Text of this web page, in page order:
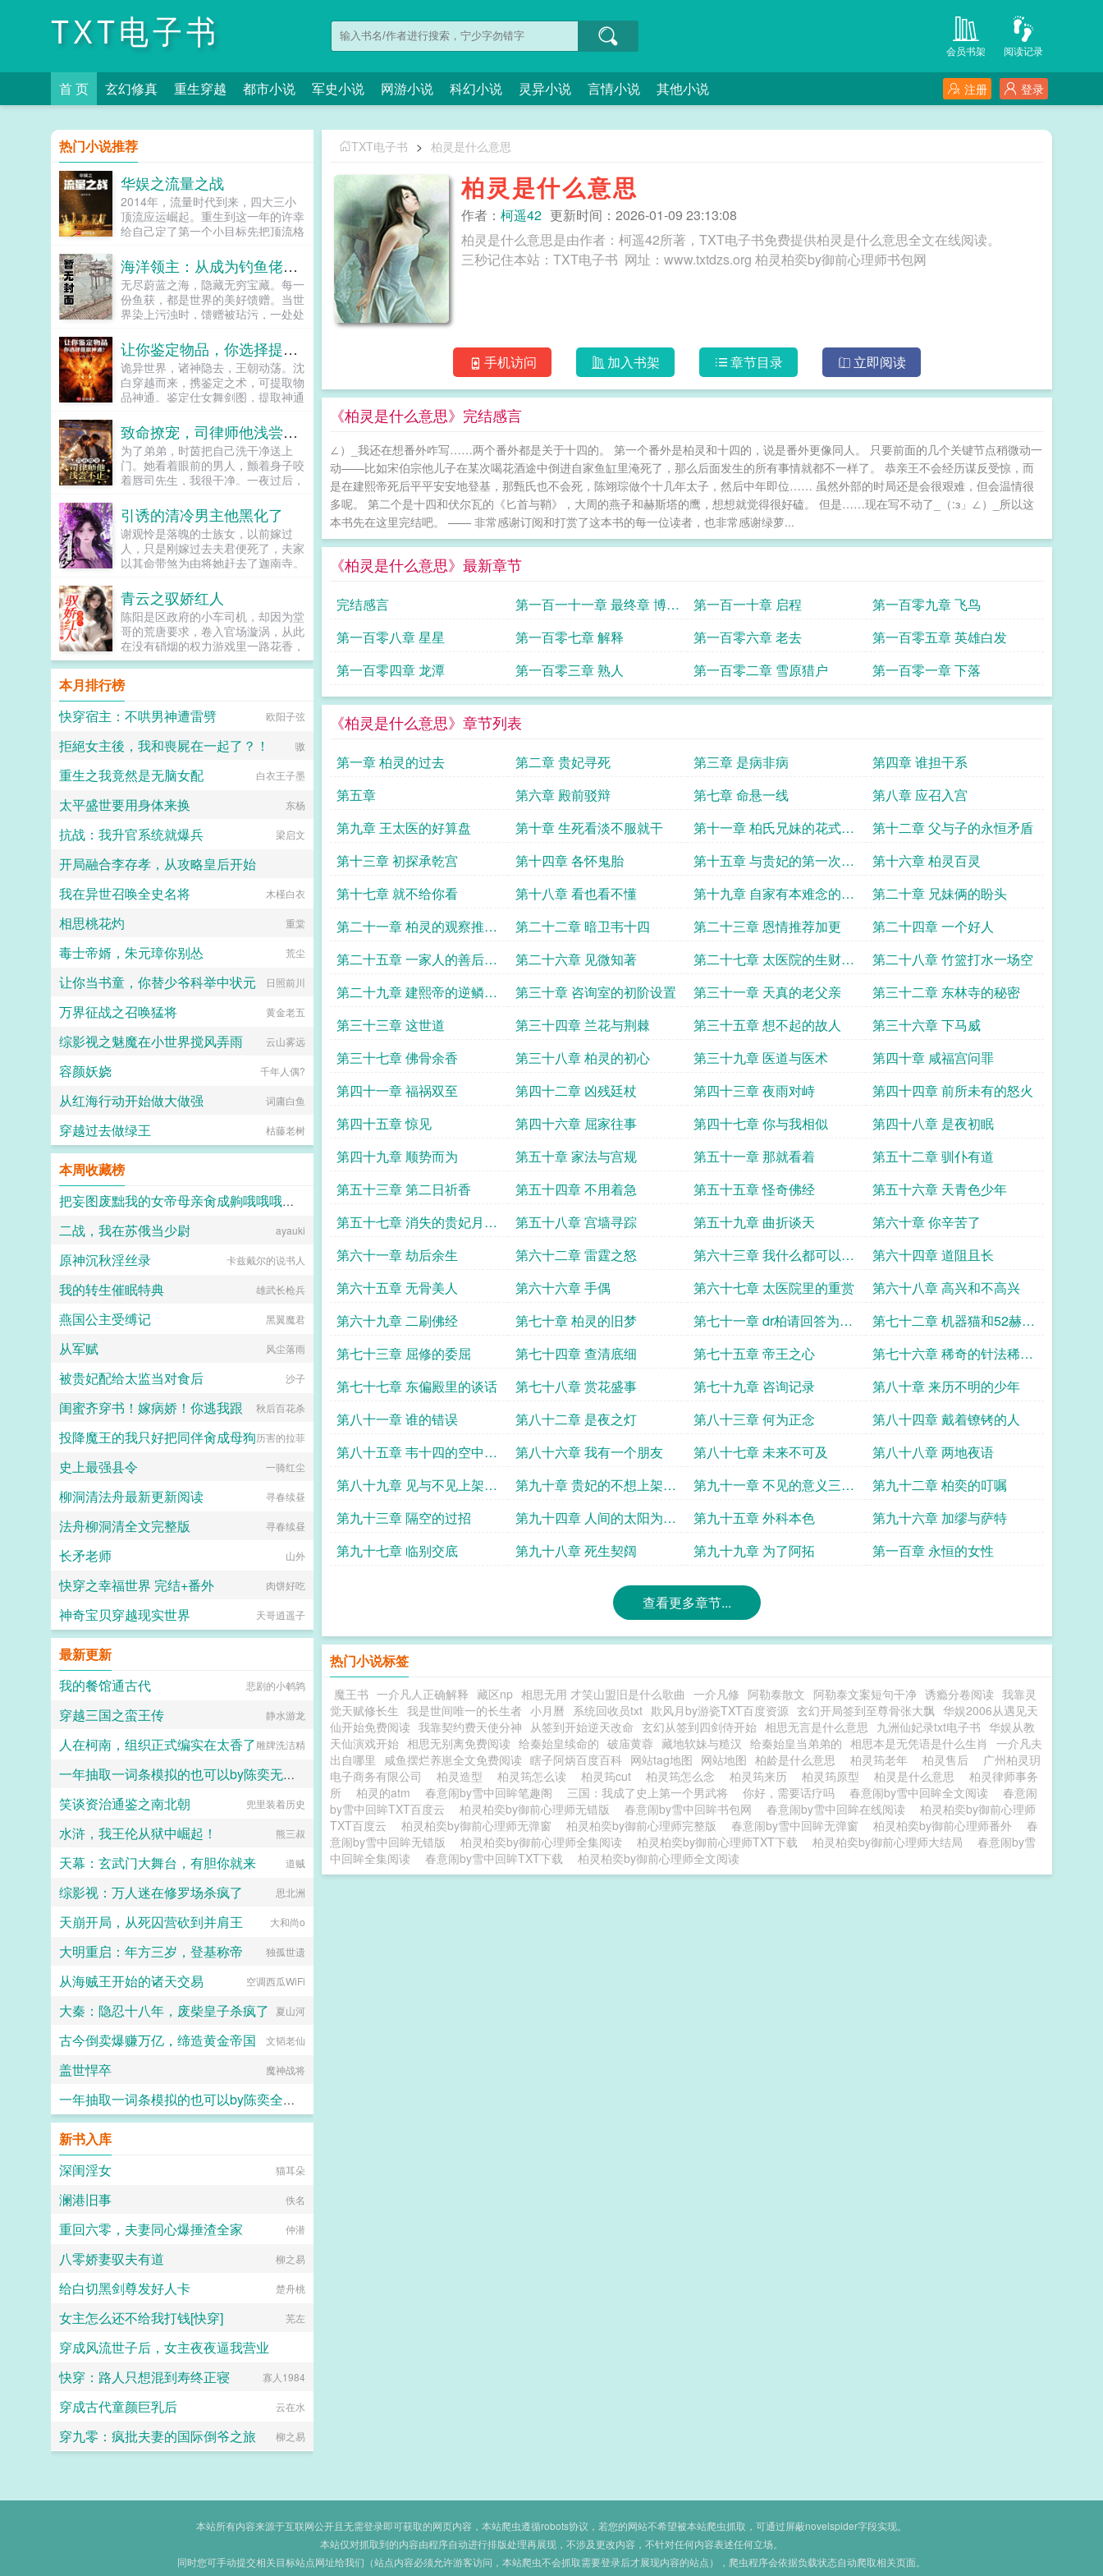
TXT电子书 阅读记录
会员书架
首 页 玄幻修真 重生穿越 都市小说 军史小说 网游小说 科幻小说 灵异小说 言情小说 其他小说 登录
注册
TXT电子书 > 柏灵是什么意思
柏灵是什么意思
作者： 柯遥42 更新时间：2026-01-09 23:13:08
柏灵是什么意思是由作者：柯遥42所著，TXT电子书免费提供柏灵是什么意思全文在线阅读。
三秒记住本站：TXT电子书 网址：www.txtdzs.org 柏灵柏奕by御前心理师书包网
手机访问 加入书架 章节目录 立即阅读
《柏灵是什么意思》完结感言
∠）_我还在想番外咋写……两个番外都是关于十四的。 第一个番外是柏灵和十四的，说是番外更像同人。 只要前面的几个关键节点稍微动一
动——比如宋伯宗他儿子在某次喝花酒途中倒进自家鱼缸里淹死了，那么后面发生的所有事情就都不一样了。 恭亲王不会经历谋反受惊，而
是在建熙帝死后平平安安地登基，那甄氏也不会死，陈翊琮做个十几年太子，然后中年即位…… 虽然外部的时局还是会很艰难，但会温情很
多呢。 第二个是十四和伏尔瓦的《匕首与鞘》，大周的燕子和赫斯塔的鹰，想想就觉得很好磕。 但是……现在写不动了_（:з」∠）_所以这
本书先在这里完结吧。 —— 非常感谢订阅和打赏了这本书的每一位读者，也非常感谢绿萝...
《柏灵是什么意思》最新章节
完结感言
第一百一十一章 最终章 博物
馆中的谈话
第一百一十章 启程
第一百零九章 飞鸟
第一百零八章 星星
第一百零七章 解释 第一百零六章 老去
第一百零五章 英雄白发
第一百零四章 龙潭
第一百零三章 熟人 第一百零二章 雪原猎户 第一百零一章 下落
《柏灵是什么意思》章节列表
第一章 柏灵的过去 第二章 贵妃寻死 第三章 是病非病
第四章 谁担干系
第五章
第六章 殿前驳辩 第七章 命悬一线
第八章 应召入宫
第九章 王太医的好算盘
第十章 生死看淡不服就干
第十一章 柏氏兄妹的花式打
脸
第十二章 父与子的永恒矛盾
第十三章 初探承乾宫
第十四章 各怀鬼胎
第十五章 与贵妃的第一次会
面
第十六章 柏灵百灵
第十七章 就不给你看
第十八章 看也看不懂
第十九章 自家有本难念的经
推荐加更
第二十章 兄妹俩的盼头
第二十一章 柏灵的观察推荐
加更
第二十二章 暗卫韦十四 第二十三章 恩情推荐加更
第二十四章 一个好人
第二十五章 一家人的善后推
荐加更
第二十六章 见微知著
第二十七章 太医院的生财之
道推荐加更
第二十八章 竹篮打水一场空
第二十九章 建熙帝的逆鳞推
荐加更
第三十章 咨询室的初阶设置 第三十一章 天真的老父亲
第三十二章 东林寺的秘密
第三十三章 这世道
第三十四章 兰花与荆棘 第三十五章 想不起的故人
第三十六章 下马威
第三十七章 佛骨余香
第三十八章 柏灵的初心 第三十九章 医道与医术
第四十章 咸福宫问罪
第四十一章 福祸双至
第四十二章 凶残廷杖 第四十三章 夜雨对峙
第四十四章 前所未有的怒火
第四十五章 惊见
第四十六章 屈家往事 第四十七章 你与我相似
第四十八章 是夜初眠
第四十九章 顺势而为
第五十章 家法与宫规 第五十一章 那就看着
第五十二章 驯仆有道
第五十三章 第二日祈香
第五十四章 不用着急 第五十五章 怪奇佛经
第五十六章 天青色少年
第五十七章 消失的贵妃月初
求投资
第五十八章 宫墙寻踪 第五十九章 曲折谈天
第六十章 你辛苦了
第六十一章 劫后余生
第六十二章 雷霆之怒
第六十三章 我什么都可以要
吗
第六十四章 道阻且长
第六十五章 无骨美人
第六十六章 手偶 第六十七章 太医院里的重赏
第六十八章 高兴和不高兴
第六十九章 二刷佛经
第七十章 柏灵的旧梦
第七十一章 dr柏请回答为小
黑登陆的加更
第七十二章 机器猫和52赫兹
的鲸鱼
第七十三章 屈修的委屈 第七十四章 查清底细 第七十五章 帝王之心
第七十六章 稀奇的针法稀奇
的事
第七十七章 东偏殿里的谈话 第七十八章 赏花盛事 第七十九章 咨询记录
第八十章 来历不明的少年
第八十一章 谁的错误
第八十二章 是夜之灯 第八十三章 何为正念
第八十四章 戴着镣铐的人
第八十五章 韦十四的空中花
园
第八十六章 我有一个朋友 第八十七章 未来不可及
第八十八章 两地夜语
第八十九章 见与不见上架求
首订
第九十章 贵妃的不想上架求
首订
第九十一章 不见的意义三更
求首订
第九十二章 柏奕的叮嘱
第九十三章 隔空的过招
第九十四章 人间的太阳为古
墓传人的加更
第九十五章 外科本色
第九十六章 加缪与萨特
第九十七章 临别交底
第九十八章 死生契阔 第九十九章 为了阿拓 第一百章 永恒的女性
查看更多章节...
热门小说标签
魔王书 一介凡人正确解释 藏区np 相思无用 才笑山盟旧是什么歌曲 一介凡修 阿勒泰散文 阿勒泰文案短句干净 诱瘾分卷阅读 我靠灵
觉天赋修长生 我是世间唯一的长生者 小月曆 系统回收员txt 欺风月by游瓷TXT百度资源 玄幻开局签到至尊骨张大飘 华娱2006从遇见天
仙开始免费阅读 我靠契约费天使分神 从签到开始逆天改命 玄幻从签到四剑侍开始 相思无言是什么意思 九洲仙妃录txt电子书 华娱从教
天仙演戏开始 相思无别离免费阅读 给秦始皇续命的 破庙黄蓉 藏地软妹与糙汉 给秦始皇当弟弟的 相思本是无凭语是什么生肖
一介凡夫
出自哪里
咸鱼摆烂养崽全文免费阅读 瞎子阿炳百度百科 网站tag地图 网站地图 柏龄是什么意思 柏灵筠老年 柏灵售后
广州柏灵玥
电子商务有限公司
柏灵造型 柏灵筠怎么读 柏灵筠cut 柏灵筠怎么念 柏灵筠来历 柏灵筠原型 柏灵是什么意思
柏灵律师事务
所
柏灵的atm 春意闹by雪中回眸笔趣阁 三国：我成了史上第一个男武将 你好，需要话疗吗 春意闹by雪中回眸全文阅读
春意闹
by雪中回眸TXT百度云
柏灵柏奕by御前心理师无错版 春意闹by雪中回眸书包网 春意闹by雪中回眸在线阅读
柏灵柏奕by御前心理师
TXT百度云
柏灵柏奕by御前心理师无弹窗 柏灵柏奕by御前心理师完整版 春意闹by雪中回眸无弹窗 柏灵柏奕by御前心理师番外
春
意闹by雪中回眸无错版
柏灵柏奕by御前心理师全集阅读 柏灵柏奕by御前心理师TXT下载 柏灵柏奕by御前心理师大结局
春意闹by雪
中回眸全集阅读
春意闹by雪中回眸TXT下载 柏灵柏奕by御前心理师全文阅读
热门小说推荐
华娱之流量之战
2014年，流量时代到来，四大三小
顶流应运崛起。重生到这一年的许幸
给自己定了第一个小目标先把顶流格
都有好姐姐，还有灵活的上进心，通
过努力奋斗，一打七不难吧！奋斗什
么？早就给你安排好了。不是，我不
能躺平，让我起来撕！本书又名一开
始我是想奋斗的我确实奋斗了我的剑
海洋领主：从成为钓鱼佬开始
无尽蔚蓝之海，隐藏无穷宝藏。每一
份鱼获，都是世界的美好馈赠。当世
界染上污浊时，馈赠被玷污，一处处
灭之际，一群渔者被召唤而来。这是
渔者也是愚者的故事。浓缩版一切从
挥动鱼竿成为钓鱼佬开始。苏忘
SO？长着8只眼睛3条腿的鱼到底能
不能吃？在线等，挺急的。...
让你鉴定物品，你选择提取神通？
诡异世界，诸神隐去，王朝动荡。沈
白穿越而来，携鉴定之术，可提取物
品神通。鉴定仕女舞剑图，提取神通
拳鉴定残破将军塑像，提取神通穿杨
箭染血塑像，借寿槐树，报恩狐女当
沈白携万千神通降临时，身后是数不
尽的诡异残骸。屈指一弹，便是白气
化剑，斩万丈桃林。怎么回事，你们
啊！...
致命撩宠，司律师他浅尝不止
为了弟弟，时茵把自己洗干净送上
门。她看着眼前的男人，颤着身子咬
着唇司先生，我很干净。一夜过后，
扬镳。然而，再次被男人救下时，她
却被男人堵在墙角，冷淡矜贵的男人
掸了掸烟灰，仿佛随口问道时茵，我
救了你，你打算怎么感谢我。他救她
三次，她搭上一辈子。时茵以为这是
兔，隐忍多时。对于司危来说，爱一
个人就是从渴望开始，他渴望时茵许
久，爱她一生。...
引诱的清冷男主他黑化了
谢观怜是落魄的士族女，以前嫁过
人，只是刚嫁过去夫君便死了，夫家
以其命带煞为由将她赶去了迦南寺。
而望，表现得十分凄惨，只为了吸引
自幼就喜欢的禁欲佛子。为了...
青云之驭娇红人
陈阳是区政府的小车司机，却因为堂
哥的荒唐要求，卷入官场漩涡，从此
在没有硝烟的权力游戏里一路花香，
平步青云。...
本月排行榜
快穿宿主：不哄男神遭雷劈
欧阳子弦
拒絕女主後，我和喪屍在一起了？！ 嗷
重生之我竟然是无脑女配 白衣王子墨
太平盛世要用身体来换 东杨
抗战：我升官系统就爆兵 梁启文
开局融合李存孝，从攻略皇后开始
愤怒的小疯子
我在异世召唤全史名将 木槿白衣
相思桃花灼 重棠
毒士帝婿，朱元璋你别怂 荒尘
让你当书童，你替少爷科举中状元 日照前川
万界征战之召唤猛将 黄金老五
综影视之魅魔在小世界搅风弄雨 云山雾远
容颜妖娆 千年人偶?
从红海行动开始做大做强 词庸白鱼
穿越过去做绿王 枯藤老树
本周收藏榜
把妄图废黜我的女帝母亲肏成齁哦哦哦哦的母猪
rojv2bswqxndx
二战，我在苏俄当少尉 ayauki
原神沉秋淫丝录 卡兹戴尔的说书人
我的转生催眠特典 雄武长枪兵
燕国公主受缚记 黑翼魔君
从军赋 风尘落雨
被贵妃配给太监当对食后 沙子
闺蜜齐穿书！嫁病娇！你逃我跟 秋后百花杀
投降魔王的我只好把同伴肏成母狗历害的拉菲
史上最强县令 一骑红尘
柳洞清法舟最新更新阅读 寻春续昼
法舟柳洞清全文完整版 寻春续昼
长矛老师 山外
快穿之幸福世界 完结+番外 肉饼好吃
神奇宝贝穿越现实世界 天哥逍遥子
最新更新
我的餐馆通古代
悲剧的小鹌鹑
穿越三国之蛮王传 静水游龙
人在柯南，组织正式编实在太香了雕牌洗洁精
一年抽取一词条模拟的也可以by陈奕无错版全集阅读
六大六子
笑谈资治通鉴之南北朝 兜里装着历史
水浒，我王伦从狱中崛起！ 熊三叔
天幕：玄武门大舞台，有胆你就来 道贼
综影视：万人迷在修罗场杀疯了 思北洲
天崩开局，从死囚营砍到并肩王 大和尚o
大明重启：年方三岁，登基称帝 独孤世遗
从海贼王开始的诸天交易 空调西瓜WiFi
大秦：隐忍十八年，废柴皇子杀疯了 夏山河
古今倒卖爆赚万亿，缔造黄金帝国 文韬老仙
盖世悍卒 魔神战将
一年抽取一词条模拟的也可以by陈奕全文阅读
新书入库
深闺淫女
猫耳朵
澜港旧事 佚名
重回六零，夫妻同心爆捶渣全家 仲潜
八零娇妻驭夫有道 柳之易
给白切黑剑尊发好人卡 楚舟桃
女主怎么还不给我打钱[快穿] 芜左
穿成风流世子后，女主夜夜逼我营业
键盘练习生
快穿：路人只想混到寿终正寝 寡人1984
穿成古代童颜巨乳后 云在水
穿九零：疯批夫妻的国际倒爷之旅 柳之易
本站所有内容来源于互联网公开且无需登录即可获取的网页内容，本站爬虫遵循robots协议，若您的网站不希望被本站爬虫抓取，可通过屏蔽novelspider字段实现。
本站仅对抓取到的内容由程序自动进行排版处理再展现，不涉及更改内容，不针对任何内容表述任何立场。
同时您可手动提交相关目标站点网址给我们（站点内容必须允许游客访问，本站爬虫不会抓取需要登录后才展现内容的站点），爬虫程序会依据负载状态自动爬取相关页面。